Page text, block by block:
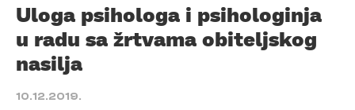
Uloga psihologa i psihologinja
u radu sa žrtvama obiteljskog
nasilja
10.12.2019.